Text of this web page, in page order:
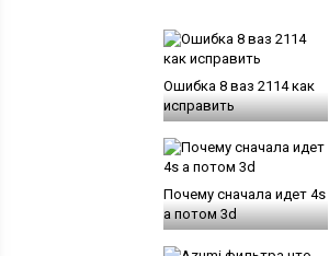
Ошибка 8 ваз 2114 как
исправить
Почему сначала идет 4s
а потом 3d